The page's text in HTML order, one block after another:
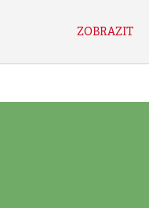
ZOBRAZIT